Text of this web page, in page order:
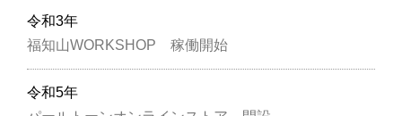
令和3年
福知山WORKSHOP 稼働開始
令和5年